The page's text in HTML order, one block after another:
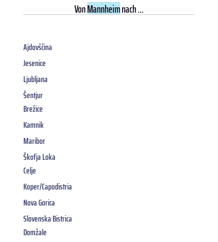
VonMannheimnach ...
Ajdovščina
Jesenice
Ljubljana
Šentjur
Brežice
Kamnik
Maribor
Škofja Loka
Celje
Koper/Capodistria
Nova Gorica
Slovenska Bistrica
Domžale